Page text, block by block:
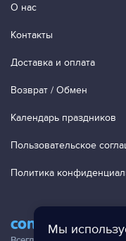
Мы
contact@ac-
О нас
Контакты
Доставка и оплата
Возврат / Обмен
Календарь праздников
Пользовательское
Политика